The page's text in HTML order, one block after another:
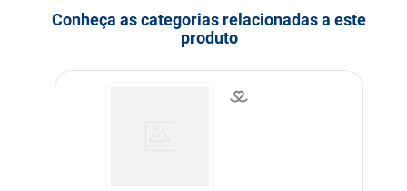
Cachorros
Modo de uso
Importante brincar junto
para estimular o seu pet.
Conheça as categorias relacionadas a este
produto